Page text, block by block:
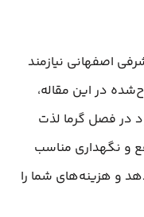
اصفهانی نیازمند
در این مقاله،
در فصل گرما لذت
و نگهداری مناسب
و هزینه‌های شما را